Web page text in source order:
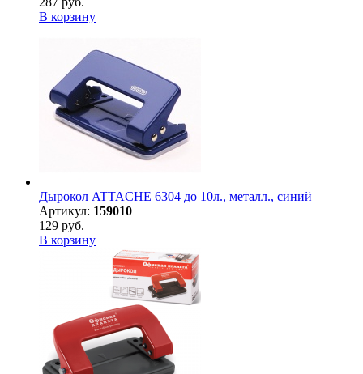
В корзину
Дырокол ATTACHE 6304 до 10л., металл., синий
Артикул: 159010
129 руб.
В корзину